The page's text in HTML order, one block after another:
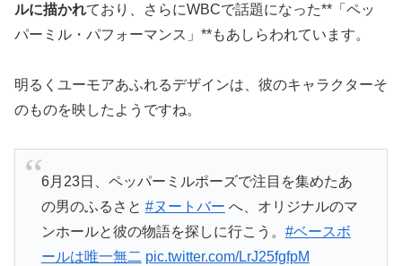
ルに描かれており、さらにWBCで話題になった**「ペッ
パーミル・パフォーマンス」**もあしらわれています。
明るくユーモアあふれるデザインは、彼のキャラクターそ
のものを映したようですね。
6月23日、ペッパーミルポーズで注目を集めたあ
の男のふるさと #ヌートバー へ、オリジナルのマ
ンホールと彼の物語を探しに行こう。 #ベースボ
ールは唯一無二 pic.twitter.com/LrJ25fgfpM